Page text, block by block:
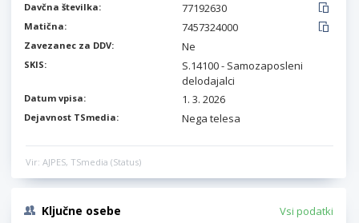
Davčna številka: 77192630
Matična: 7457324000
Zavezanec za DDV: Ne
SKIS:
S.14100 - Samozaposleni
delodajalci
Datum vpisa: 1. 3. 2026
Dejavnost TSmedia: Nega telesa
Vir: AJPES, TSmedia (Status)
Ključne osebe Vsi podatki